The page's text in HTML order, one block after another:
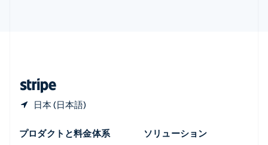
日本 (日本語)
プロダクトと料金体系
ソリューション